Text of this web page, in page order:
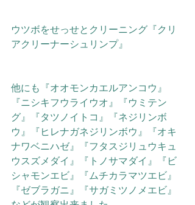
ウツボをせっせとクリーニング『クリ
アクリーナーシュリンプ』
他にも『オオモンカエルアンコウ』
『ニシキフウライウオ』『ウミテン
グ』『タツノイトコ』『ネジリンボ
ウ』『ヒレナガネジリンボウ』『オキ
ナワベニハゼ』『フタスジリュウキュ
ウスズメダイ』『トノサマダイ』『ビ
シャモンエビ』『ムチカラマツエビ』
『ゼブラガニ』『サガミツノメエビ』